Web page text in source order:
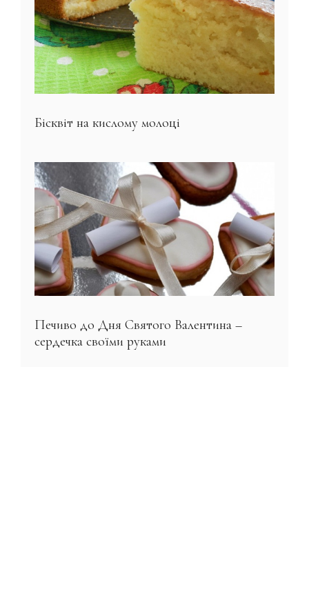
Бісквіт на кислому молоці
Печиво до Дня Святого Валентина –
сердечка своїми руками